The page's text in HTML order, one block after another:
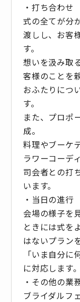
・打ち合わせ
式の全てが分
渡しし、お客
す。
想いを汲み取
客様のことを
おふたりにつ
す。
また、プロポ
成。
料理やブーケ
ラワーコーデ
司会者との打
います。
・当日の進行
会場の様子を
ときには式を
はないプラン
「いま自分
に対応します。
・その他の業
ブライダルフ